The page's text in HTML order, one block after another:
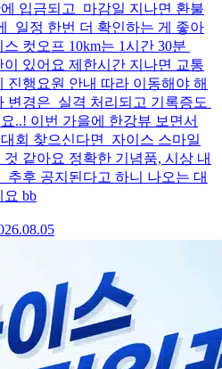
입금되고 마감일 지나면 환불
일정 한번 더 확인하는 게 좋아
컷오프 10km는 1시간 30분
이 있어요 제한시간 지나면 교통
행요원 안내 따라 이동해야 해
변경은 실격 처리되고 기록증도
..! 이번 가을에 한강뷰 보면서
회 찾으신다면 자이스 스마일
같아요 정확한 기념품, 시상 내
후 공지된다고 하니 나오는 대
bb